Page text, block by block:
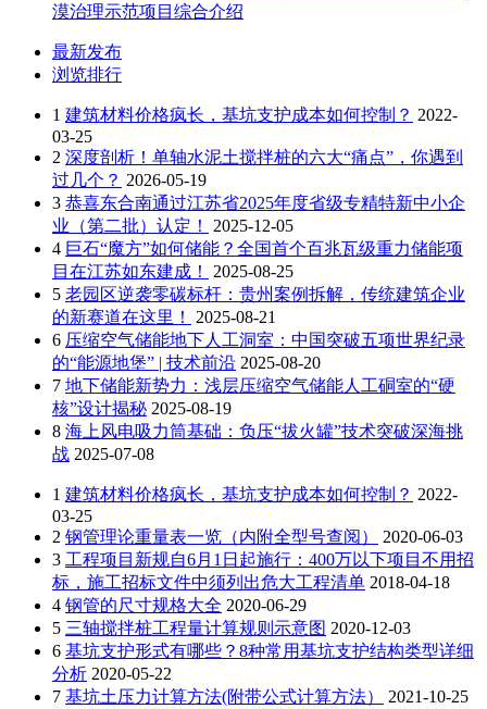
漠治理示范项目综合介绍
最新发布
浏览排行
1 建筑材料价格疯长，基坑支护成本如何控制？ 2022-
03-25
2 深度剖析！单轴水泥土搅拌桩的六大“痛点”，你遇到
过几个？ 2026-05-19
3 恭喜东合南通过江苏省2025年度省级专精特新中小企
业（第二批）认定！
2025-12-05
4 巨石“魔方”如何储能？全国首个百兆瓦级重力储能项
目在江苏如东建成！
2025-08-25
5 老园区逆袭零碳标杆：贵州案例拆解，传统建筑企业
的新赛道在这里！
2025-08-21
6 压缩空气储能地下人工洞室：中国突破五项世界纪录
的“能源地堡” | 技术前沿 2025-08-20
7 地下储能新势力：浅层压缩空气储能人工硐室的“硬
核”设计揭秘 2025-08-19
8 海上风电吸力筒基础：负压“拔火罐”技术突破深海挑
战 2025-07-08
1 建筑材料价格疯长，基坑支护成本如何控制？ 2022-
03-25
2 钢管理论重量表一览（内附全型号查阅）
2020-06-03
3 工程项目新规自6月1日起施行：400万以下项目不用招
标，施工招标文件中须列出危大工程清单 2018-04-18
4 钢管的尺寸规格大全 2020-06-29
5 三轴搅拌桩工程量计算规则示意图 2020-12-03
6 基坑支护形式有哪些？8种常用基坑支护结构类型详细
分析 2020-05-22
7 基坑土压力计算方法(附带公式计算方法） 2021-10-25